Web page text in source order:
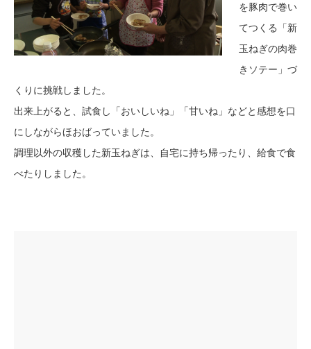
を豚肉で巻い
てつくる「新
玉ねぎの肉巻
きソテー」づ
くりに挑戦しました。
出来上がると、試食し「おいしいね」「甘いね」などと感想を口
にしながらほおばっていました。
調理以外の収穫した新玉ねぎは、自宅に持ち帰ったり、給食で食
べたりしました。